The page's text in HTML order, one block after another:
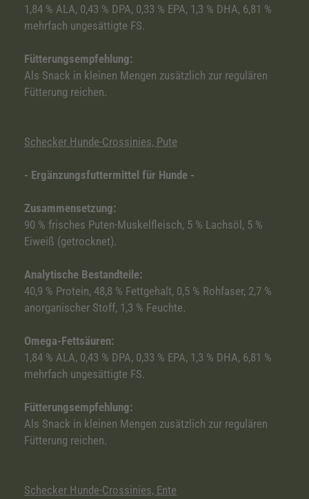
1,84 % ALA, 0,43 % DPA, 0,33 % EPA, 1,3 % DHA, 6,81 %
mehrfach ungesättigte FS.
Fütterungsempfehlung:
Als Snack in kleinen Mengen zusätzlich zur regulären
Fütterung reichen.
Schecker Hunde-Crossinies, Pute
- Ergänzungsfuttermittel für Hunde -
Zusammensetzung:
90 % frisches Puten-Muskelfleisch, 5 % Lachsöl, 5 %
Eiweiß (getrocknet).
Analytische Bestandteile:
40,9 % Protein, 48,8 % Fettgehalt, 0,5 % Rohfaser, 2,7 %
anorganischer Stoff, 1,3 % Feuchte.
Omega-Fettsäuren:
1,84 % ALA, 0,43 % DPA, 0,33 % EPA, 1,3 % DHA, 6,81 %
mehrfach ungesättigte FS.
Fütterungsempfehlung:
Als Snack in kleinen Mengen zusätzlich zur regulären
Fütterung reichen.
Schecker Hunde-Crossinies, Ente